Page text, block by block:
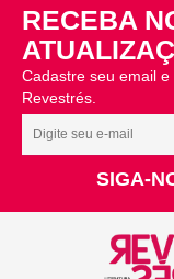
RECEBA
Cadastre seu email
Revestrés.
SIGA-